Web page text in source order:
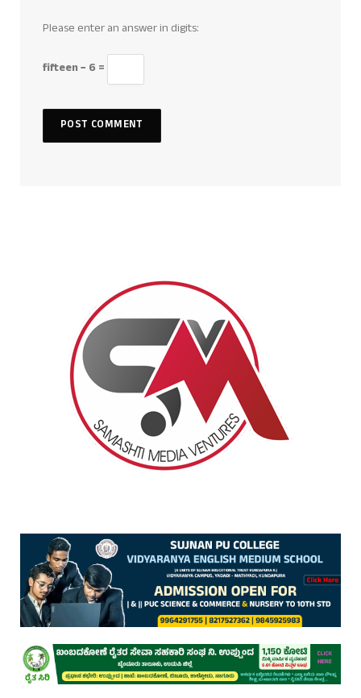
Please enter an answer in digits:
fifteen − 6 =